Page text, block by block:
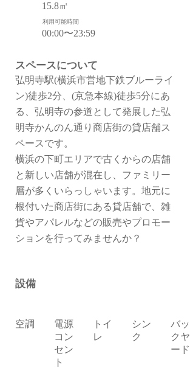
15.8㎡
利用可能時間
00:00〜23:59
スペースについて
弘明寺駅(横浜市営地下鉄ブルーライ
ン)徒歩2分、(京急本線)徒歩5分にあ
る、弘明寺の参道として発展した弘
明寺かんのん通り商店街の貸店舗ス
ペースです。
横浜の下町エリアで古くからの店舗
と新しい店舗が混在し、ファミリー
層が多くいらっしゃいます。地元に
根付いた商店街にある貸店舗で、雑
貨やアパレルなどの販売やプロモー
ションを行ってみませんか？
設備
空調
電源
コン
セン
ト
トイ
レ
シン
ク
バッ
クヤ
ード